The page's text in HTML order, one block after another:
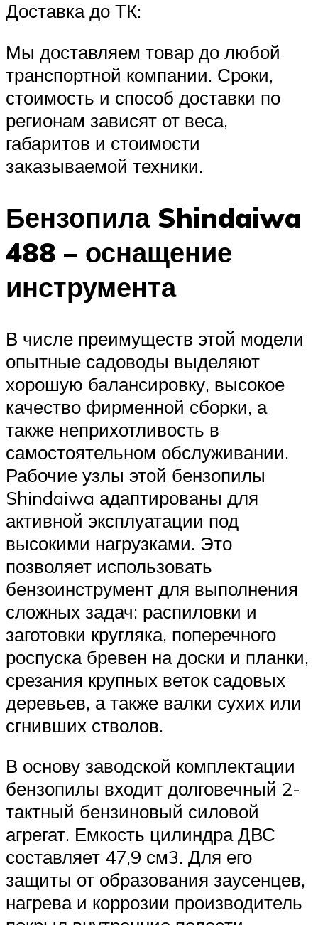
Доставка до ТК:
Мы доставляем товар до любой
транспортной компании. Сроки,
стоимость и способ доставки по
регионам зависят от веса,
габаритов и стоимости
заказываемой техники.
Бензопила Shindaiwa
488 – оснащение
инструмента
В числе преимуществ этой модели
опытные садоводы выделяют
хорошую балансировку, высокое
качество фирменной сборки, а
также неприхотливость в
самостоятельном обслуживании.
Рабочие узлы этой бензопилы
Shindaiwa адаптированы для
активной эксплуатации под
высокими нагрузками. Это
позволяет использовать
бензоинструмент для выполнения
сложных задач: распиловки и
заготовки кругляка, поперечного
роспуска бревен на доски и планки,
срезания крупных веток садовых
деревьев, а также валки сухих или
сгнивших стволов.
В основу заводской комплектации
бензопилы входит долговечный 2-
тактный бензиновый силовой
агрегат. Емкость цилиндра ДВС
составляет 47,9 см3. Для его
защиты от образования заусенцев,
нагрева и коррозии производитель